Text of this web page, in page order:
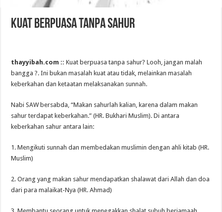
Kuat Berpuasa Tanpa Sahur
thayyibah.com ::Kuat berpuasa tanpa sahur? Looh, jangan malah
bangga ?. Ini bukan masalah kuat atau tidak, melainkan masalah
keberkahan dan ketaatan melaksanakan sunnah.
Nabi SAW bersabda, “Makan sahurlah kalian, karena dalam makan
sahur terdapat keberkahan.” (HR. Bukhari Muslim). Di antara
keberkahan sahur antara lain:
1. Mengikuti sunnah dan membedakan muslimin dengan ahli kitab (HR.
Muslim)
2. Orang yang makan sahur mendapatkan shalawat dari Allah dan doa
dari para malaikat-Nya (HR. Ahmad)